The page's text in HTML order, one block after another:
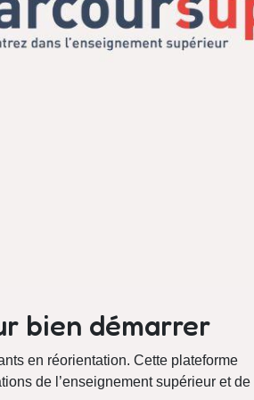
bien démarrer
en réorientation. Cette plateforme
de l’enseignement supérieur et de